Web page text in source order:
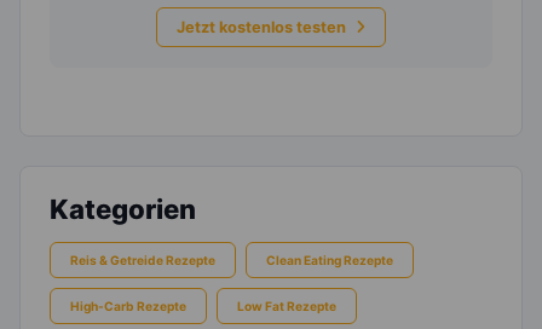
Jetzt kostenlos testen
Kategorien
Reis & Getreide Rezepte Clean Eating Rezepte
High-Carb Rezepte Low Fat Rezepte